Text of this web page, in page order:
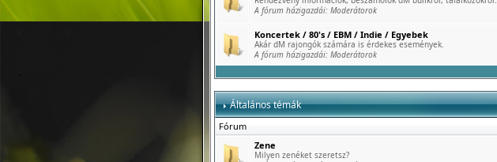
A fórum házigazdái: Moderátorok
Koncertek / 80's / EBM / Indie / Egyebek
Akár dM rajongók számára is érdekes események.
A fórum házigazdái: Moderátorok
Általános témák
Fórum
Zene
Milyen zenéket szeretsz?